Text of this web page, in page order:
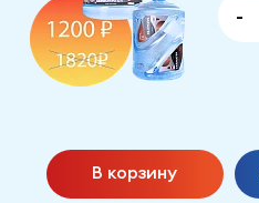
-
В корзину